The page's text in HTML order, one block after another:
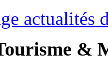
actualités
&